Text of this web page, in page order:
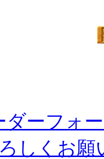
ーフォ
ろしくお願